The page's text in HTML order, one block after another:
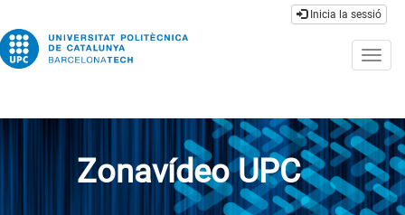
Inicia la sessió
Zonavídeo UPC